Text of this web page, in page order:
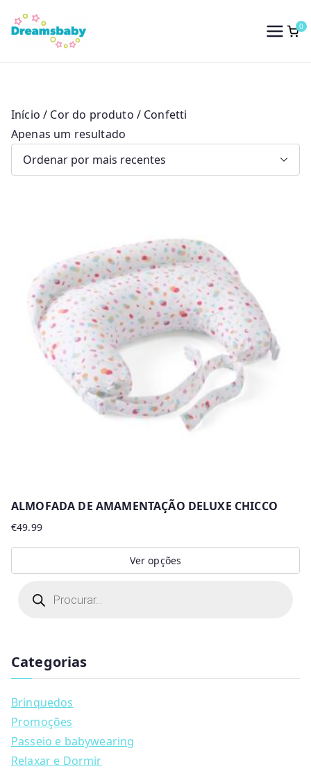
para
conteúdo
Dreams Baby
0
Início / Cor do produto / Confetti
Apenas um resultado
ALMOFADA DE AMAMENTAÇÃO DELUXE CHICCO
€49.99
Ver opções
product
variants.
The
options
may
be
chosen
s
s
a
r
c
h
Categorias
Brinquedos
Promoções
Passeio e babywearing
Relaxar e Dormir